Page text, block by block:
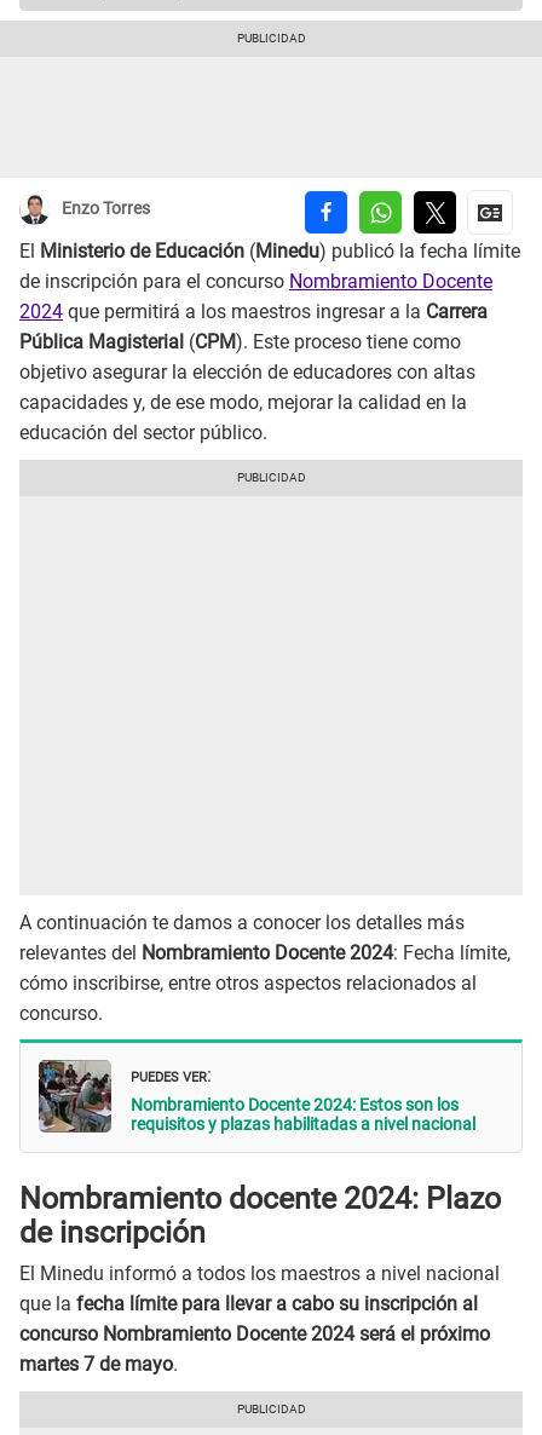
Enzo Torres
El Ministerio de Educación (Minedu) publicó la fecha límite
de inscripción para el concurso Nombramiento Docente
2024 que permitirá a los maestros ingresar a la Carrera
Pública Magisterial (CPM). Este proceso tiene como
objetivo asegurar la elección de educadores con altas
capacidades y, de ese modo, mejorar la calidad en la
educación del sector público.
A continuación te damos a conocer los detalles más
relevantes del Nombramiento Docente 2024: Fecha límite,
cómo inscribirse, entre otros aspectos relacionados al
concurso.
PUEDES VER:
Nombramiento Docente 2024: Estos son los
requisitos y plazas habilitadas a nivel nacional
Nombramiento docente 2024: Plazo
de inscripción
El Minedu informó a todos los maestros a nivel nacional
que la fecha límite para llevar a cabo su inscripción al
concurso Nombramiento Docente 2024 será el próximo
martes 7 de mayo.